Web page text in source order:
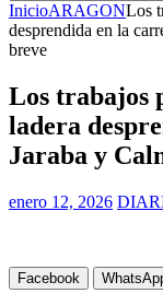
InicioARAGONLos
desprendida en la
breve
Los trabajos
ladera
Jaraba y
enero 12, 2026
Facebook